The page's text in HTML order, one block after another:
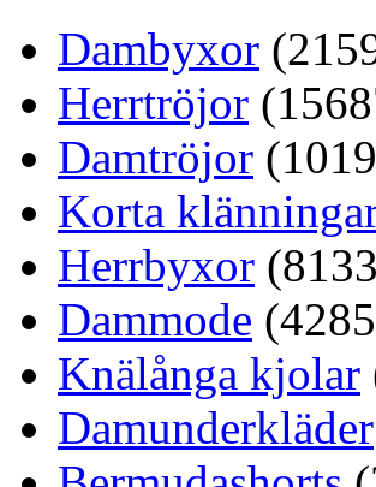
Dambyxor
Herrtröjor
Damtröjor
Korta
Herrbyxor
Dammode
Knälånga kjolar
Damunderkläder